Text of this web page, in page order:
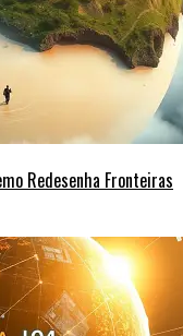
Redesenha Fronteiras